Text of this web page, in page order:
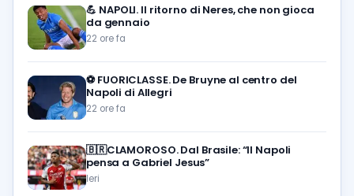
💪 NAPOLI. Il ritorno di Neres, che non gioca
da gennaio
22 ore fa
⚽️ FUORICLASSE. De Bruyne al centro del
Napoli di Allegri
22 ore fa
🇧🇷CLAMOROSO. Dal Brasile: “Il Napoli
pensa a Gabriel Jesus”
Ieri